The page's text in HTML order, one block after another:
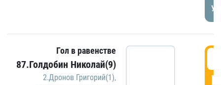
Гол в равенстве
87.Голдобин Николай(9)
2.Дронов Григорий(1),